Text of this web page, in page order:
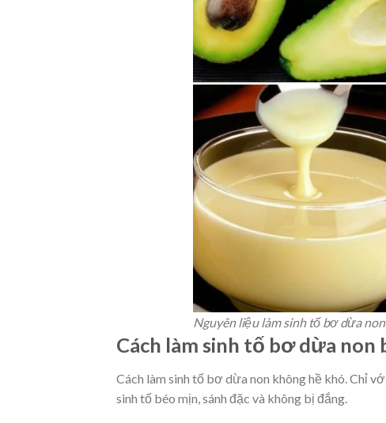
Nguyên liệu làm sinh tố bơ dừa non
Cách làm sinh tố bơ dừa non
Cách làm sinh tố bơ dừa non không hề khó. Chỉ
sinh tố béo mịn, sánh đặc và không bị đắng.